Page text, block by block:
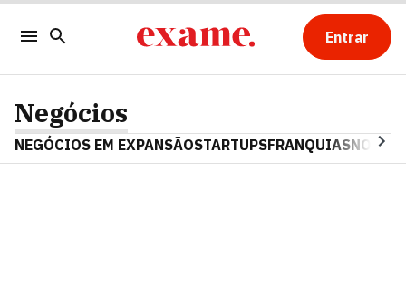
Entrar
Negócios
NEGÓCIOS EM EXPANSÃOSTARTUPSFRANQUIAS